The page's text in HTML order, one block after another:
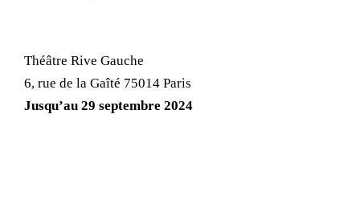
Théâtre Rive Gauche
6, rue de la Gaîté 75014 Paris
Jusqu’au 29 septembre 2024